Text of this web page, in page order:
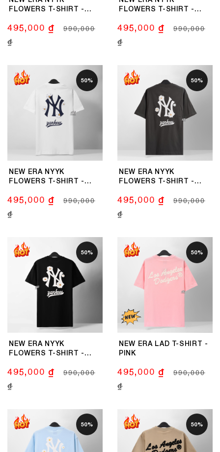
FLOWERS T-SHIRT -
495,000 ₫
990,000
₫
FLOWERS T-SHIRT -
495,000 ₫
990,000
₫
50%
NEW ERA NYYK
FLOWERS T-SHIRT -
495,000 ₫
990,000
₫
50%
NEW ERA NYYK
FLOWERS T-SHIRT -
495,000 ₫
990,000
₫
50%
NEW ERA NYYK
FLOWERS T-SHIRT -
495,000 ₫
990,000
₫
50%
NEW ERA LAD T-SHIRT -
PINK
495,000 ₫
990,000
₫
50% 50%